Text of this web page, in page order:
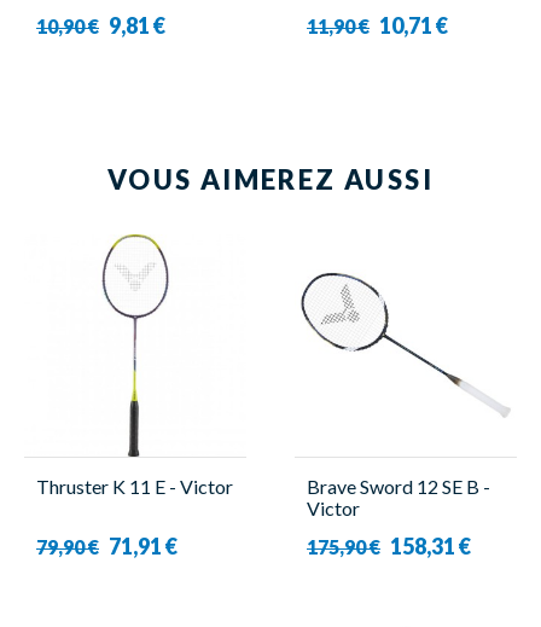
10,90 € 9,81 €
11,90 € 10,71 €
VOUS AIMEREZ AUSSI
Thruster K 11 E - Victor
79,90 € 71,91 €
Brave Sword 12 SE B -
Victor
175,90 € 158,31 €